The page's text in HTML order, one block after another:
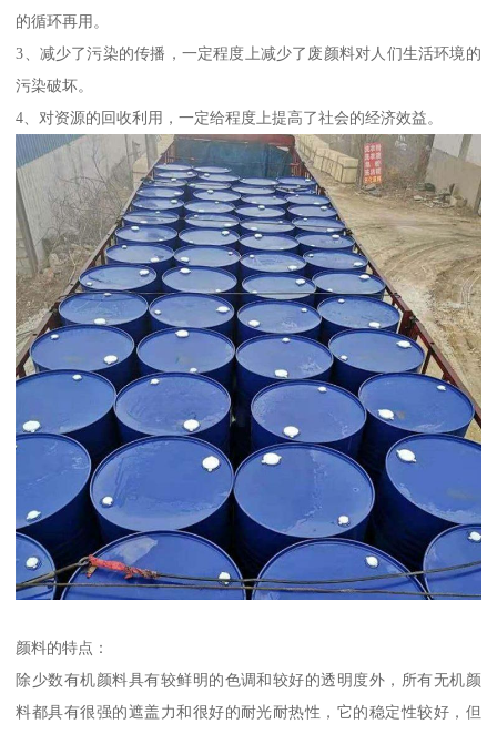
的循环再用。
3、减少了污染的传播，一定程度上减少了废颜料对人们生活环境的
污染破坏。
4、对资源的回收利用，一定给程度上提高了社会的经济效益。
颜料的特点：
除少数有机颜料具有较鲜明的色调和较好的透明度外，所有无机颜
料都具有很强的遮盖力和很好的耐光耐热性，它的稳定性较好，但